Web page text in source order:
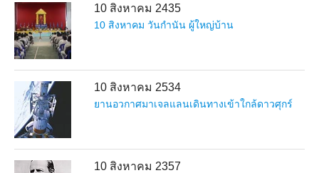
10 สิงหาคม 2435
10 สิงหาคม วันกำนัน ผู้ใหญ่บ้าน
10 สิงหาคม 2534
ยานอวกาศมาเจลแลนเดินทางเข้าใกล้ดาวศุกร์
10 สิงหาคม 2357